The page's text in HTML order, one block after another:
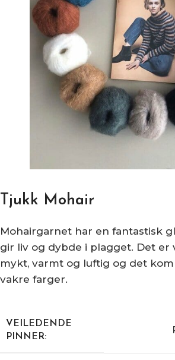
Tjukk Mohair
Mohairgarnet har en fantastisk
gir liv og dybde i plagget. Det er
mykt, varmt og luftig og det
vakre farger.
VEILEDENDE
PINNER: